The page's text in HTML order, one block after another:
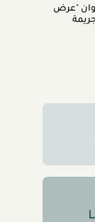
مستديرة بعنوان "عرض